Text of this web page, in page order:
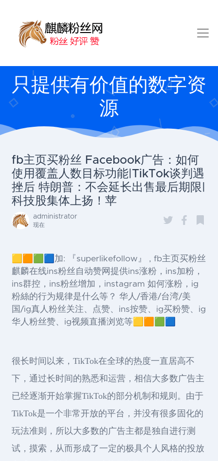
只提供有价值的数字资
源
fb主页买粉丝 Facebook广告：如何
使用覆盖人数目标功能|TikTok谈判遇
挫后 特朗普：不会延长出售最后期限|
科技股集体上扬！苹
administrator
现在
🟨🟧🟩🟦加: 『superlikefollow』 , fb主页买粉丝
麒麟在线ins粉丝自动赞网提供ins涨粉，ins加粉，
ins群控，ins粉丝增加，instagram 如何涨粉，ig
粉絲的行为规律是什么等？ 华人/香港/台湾/美
国/ig真人粉丝关注、点赞、ins按赞、ig买粉赞、ig
华人粉丝赞、ig视频直播浏览等🟨🟧🟩🟦
很长时间以来，TikTok在全球的热度一直居高不
下，通过长时间的熟悉和运营，相信大多数广告主
已经逐渐开始掌握TikTok的部分机制和规则。由于
TikTok是一个非常开放的平台，并没有很多固化的
玩法准则，所以大多数的广告主都是独自进行测
试，摸索，从而形成了一定的极具个人风格的投放